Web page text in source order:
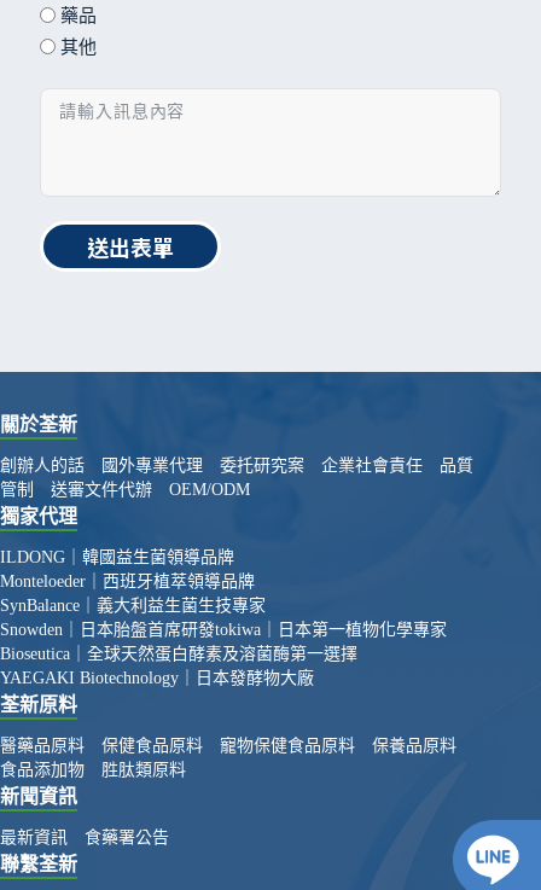
藥品
其他
送出表單
關於荃新
創辦人的話 國外專業代理 委托研究案 企業社會責任
品質
管制
送審文件代辦 OEM/ODM
獨家代理
ILDONG｜韓國益生菌領導品牌
Monteloeder｜西班牙植萃領導品牌
SynBalance｜義大利益生菌生技專家
Snowden｜日本胎盤首席研發tokiwa｜日本第一植物化學專家
Bioseutica｜全球天然蛋白酵素及溶菌酶第一選擇
YAEGAKI Biotechnology｜日本發酵物大廠
荃新原料
醫藥品原料 保健食品原料 寵物保健食品原料
保養品原料
食品添加物
胜肽類原料
新聞資訊
最新資訊 食藥署公告
聯繫荃新